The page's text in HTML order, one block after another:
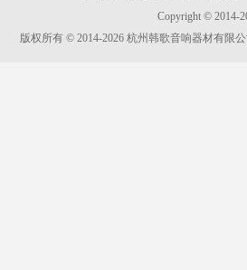
Copyright © 2014-
版权所有 © 2014-2026 杭州韩歌音响器材有限